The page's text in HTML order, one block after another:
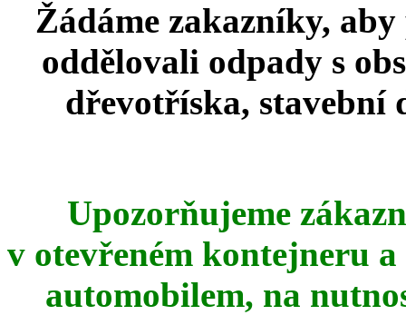
Žádáme zakazníky,
oddělovali odpady s
dřevotříska, stavební
Upozorňujeme
v otevřeném kontejneru
automobilem, na